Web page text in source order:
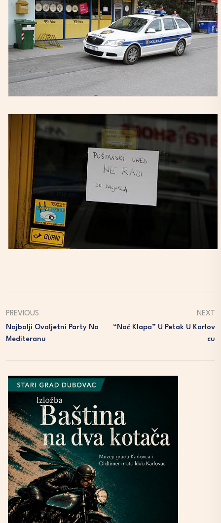
PREVIOUS
Najbolji Ovoljetni Party Na
Mediteranu
NEXT
“Noć Klapa” U Petak U Karlov
Cu